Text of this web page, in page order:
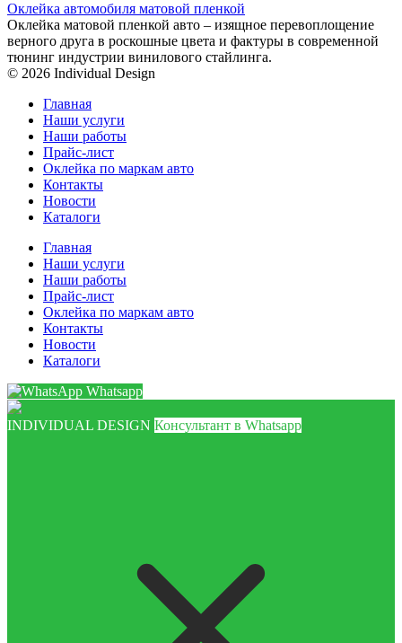
Оклейка автомобиля матовой пленкой
Оклейка матовой пленкой авто – изящное перевоплощение
верного друга в роскошные цвета и фактуры в современной
тюнинг индустрии винилового стайлинга.
© 2026 Individual Design
Главная
Наши услуги
Наши работы
Прайс-лист
Оклейка по маркам авто
Контакты
Новости
Каталоги
Главная
Наши услуги
Наши работы
Прайс-лист
Оклейка по маркам авто
Контакты
Новости
Каталоги
Whatsapp
INDIVIDUAL DESIGN Консультант в Whatsapp